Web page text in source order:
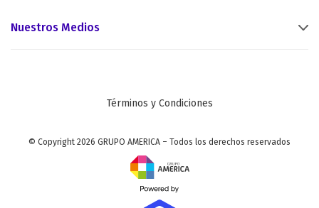
Nuestros Medios
Términos y Condiciones
© Copyright 2026 GRUPO AMERICA – Todos los derechos reservados